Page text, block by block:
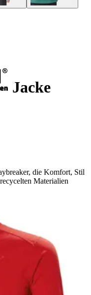
Jacke
die Komfort, Stil
Materialien